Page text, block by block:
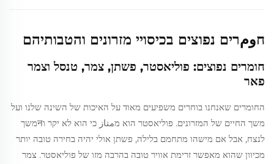
חومרים נפוצים בכיסויי מזרונים והטבותיהם
חומרים נפוצים: פוליאסטר, פשתן, צמר, טנסל וצמר
פאר
החומרים שאנחנו בוחרים משפיעים מאוד על האיכות של השינה שלנו ועל
משך החיים של המזרונים. פוליאסטר הוא מمتاز כי הוא לא יקר וनמשך
לנצח, אבל אם מישהו מתחמם בלילה, פשתן אולי יהיה בחירה טובה יותר
מכיוון שהוא מאפשר זרימת אוויר טובה בהרבה מזו של פוליאסטר. צמר